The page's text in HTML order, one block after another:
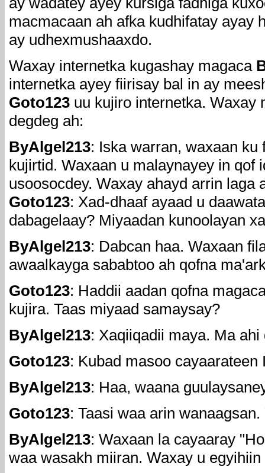
macmacaan ah afka kudhifatay ayay
ay udhexmushaaxdo.
Waxay internetka kugashay magaca
internetka ayey fiirisay bal in ay
Goto123 uu kujiro internetka. Waxay
degdeg ah:
ByAlgel213: Iska warran, waxaan
kujirtid. Waxaan u malaynayey in qof
usoosocdey. Waxay ahayd arrin laga
Goto123: Xad-dhaaf ayaad u
dabagelaay? Miyaadan kunoolayan
ByAlgel213: Dabcan haa. Waxaan
awaalkayga sababtoo ah qofna
Goto123: Haddii aadan qofna
kujira. Taas miyaad samaysay?
ByAlgel213: Xaqiiqadii maya. Ma
Goto123: Kubad masoo cayaarateen
ByAlgel213: Haa, waana
Goto123: Taasi waa arin
ByAlgel213: Waxaan la cayaaray
waa wasakh miiran. Waxay u